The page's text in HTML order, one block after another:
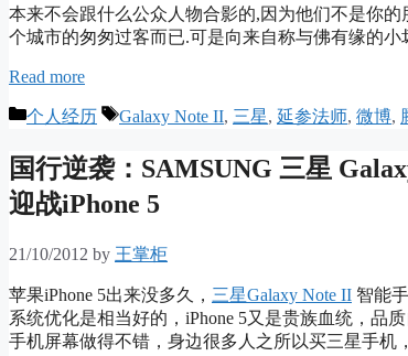
本来不会跟什么公众人物合影的,因为他们不是你
个城市的匆匆过客而已.可是向来自称与佛有缘的
Read more
Categories
个人经历 Tags
Galaxy Note II, 三星, 延参法师, 微博,
国行逆袭：SAMSUNG 三星
迎战iPhone 5
21/10/2012 by 王掌柜
苹果iPhone 5出来没多久， 三星Galaxy Note II 智能
系统优化是相当好的，iPhone 5又是贵族血统，品
手机屏幕做得不错，身边很多人之所以买三星手机